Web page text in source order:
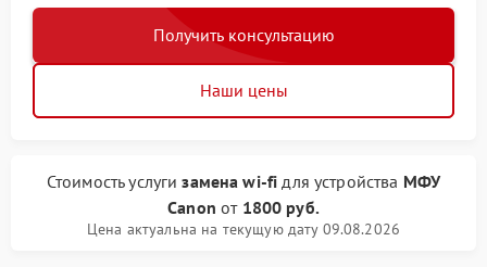
Получить консультацию
Наши цены
Стоимость услугизамена wi-fi для устройства МФУ
Canon от 1800 руб.
Цена актуальна на текущую дату 09.08.2026